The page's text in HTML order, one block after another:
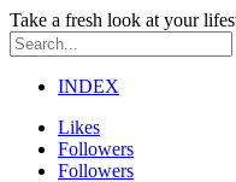
Take a fresh look at your
INDEX
Likes
Followers
Followers